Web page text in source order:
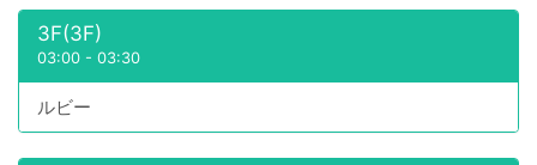
3F(3F)
03:00 - 03:30
ルビー